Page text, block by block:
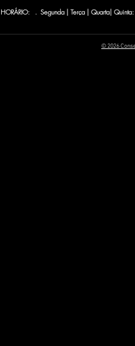
HORÁRIO: . Segunda | Terça | Quarta|
© 2026